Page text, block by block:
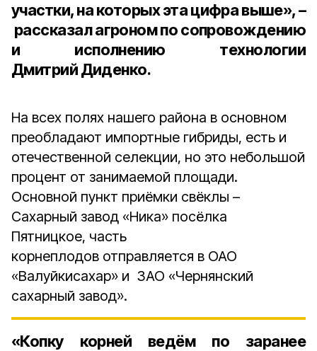
участки, на которых эта цифра выше», –
рассказалагроном по сопровождению
и исполнению технологии
Дмитрий Диденко.
На всех полях нашего района в основном
преобладают импортные гибриды, есть и
отечественной селекции, но это небольшой
процент от занимаемой площади.
Основной пункт приёмки свёклы –
Сахарный завод «Ника» посёлка
Пятницкое, часть
корнеплодов отправляется в ОАО
«Валуйкисахар» и ЗАО «Чернянский
сахарный завод».
«Копку корней ведём по заранее